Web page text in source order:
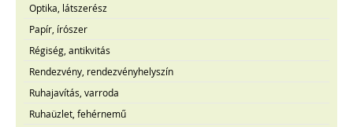
Optika, látszerész
Papír, írószer
Régiség, antikvitás
Rendezvény, rendezvényhelyszín
Ruhajavítás, varroda
Ruhaüzlet, fehérnemű